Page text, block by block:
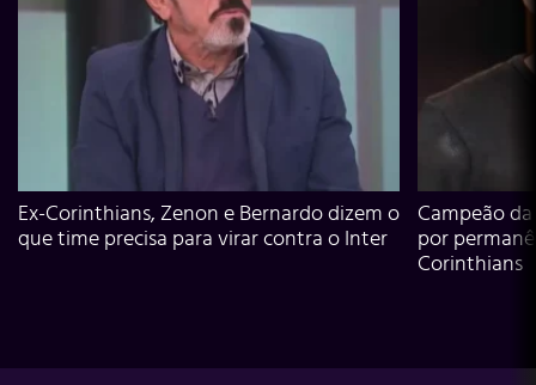
Ex-Corinthians, Zenon e Bernardo dizem o
que time precisa para virar contra o Inter
Campeão
por
Corinthians